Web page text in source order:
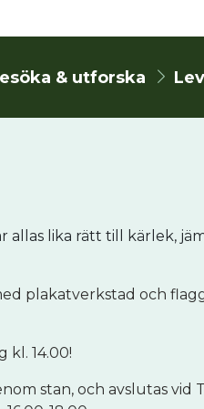
& utforska
allas lika rätt till kärlek,
plakatverkstad och
kl. 14.00!
stan, och avslutas vid